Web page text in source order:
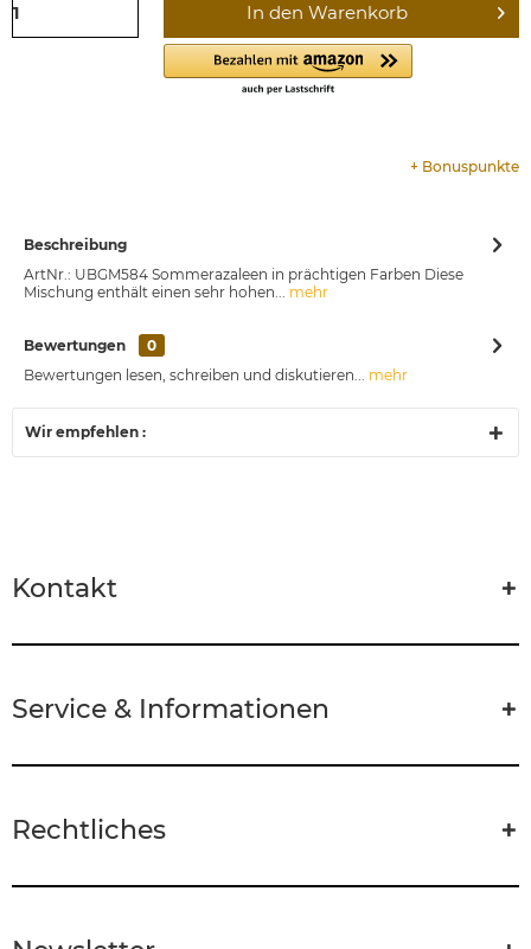
In den Warenkorb
+ Bonuspunkte
Beschreibung
ArtNr.: UBGM584 Sommerazaleen in prächtigen Farben Diese
Mischung enthält einen sehr hohen... mehr
Bewertungen
0
Bewertungen lesen, schreiben und diskutieren... mehr
Wir empfehlen :
Kontakt
Service & Informationen
Rechtliches